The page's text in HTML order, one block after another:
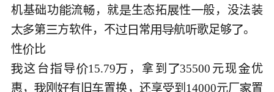
机基础功流，就生态拓性般，没法装
第方软件，不 常航歌足够。﻿
性
这台导15.79 ，拿到 35500元现优
惠，刚有旧置换，还享到14000元厂置